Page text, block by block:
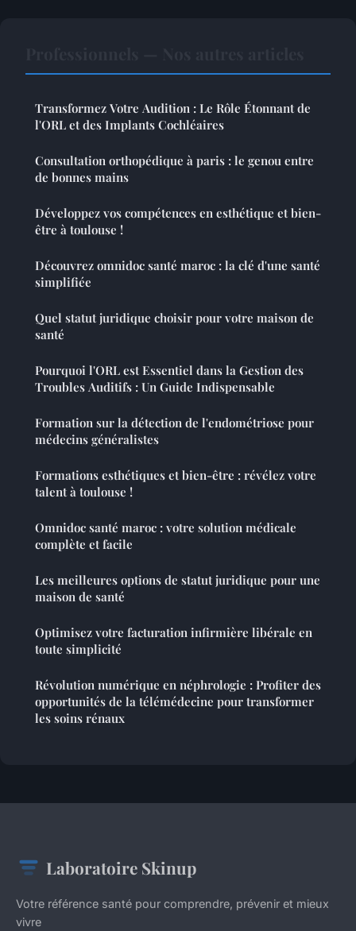
Transformez Votre Audition : Le Rôle Étonnant de
l'ORL et des Implants Cochléaires
Consultation orthopédique à paris : le genou entre
de bonnes mains
Développez vos compétences en esthétique et bien-
être à toulouse !
Découvrez omnidoc santé maroc : la clé d'une santé
simplifiée
Quel statut juridique choisir pour votre maison de
santé
Pourquoi l'ORL est Essentiel dans la Gestion des
Troubles Auditifs : Un Guide Indispensable
Formation sur la détection de l'endométriose pour
médecins généralistes
Formations esthétiques et bien-être : révélez votre
talent à toulouse !
Omnidoc santé maroc : votre solution médicale
complète et facile
Les meilleures options de statut juridique pour une
maison de santé
Optimisez votre facturation infirmière libérale en
toute simplicité
Révolution numérique en néphrologie : Profiter des
opportunités de la télémédecine pour transformer
les soins rénaux
Laboratoire Skinup
Votre référence santé pour comprendre, prévenir et mieux
vivre